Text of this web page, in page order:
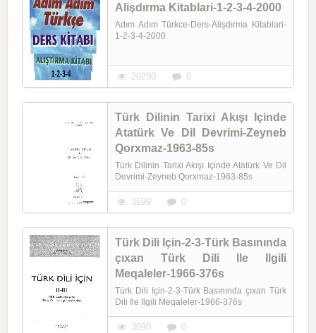
Alişdırma Kitablari-1-2-3-4-2000
Adım Adım Türkce-Ders-Alişdırma Kitablari-
1-2-3-4-2000
20290 0
Türk Dilinin Tarixi Akışı Içinde
Atatürk Ve Dil Devrimi-Zeyneb
Qorxmaz-1963-85s
Türk Dilinin Tarixi Akışı Içinde Atatürk Ve Dil
Devrimi-Zeyneb Qorxmaz-1963-85s
3699 0
Türk Dili Için-2-3-Türk Basınında
çıxan Türk Dili Ile Ilgili
Meqaleler-1966-376s
Türk Dili Için-2-3-Türk Basınında çıxan Türk
Dili Ile Ilgili Meqaleler-1966-376s
3090 0